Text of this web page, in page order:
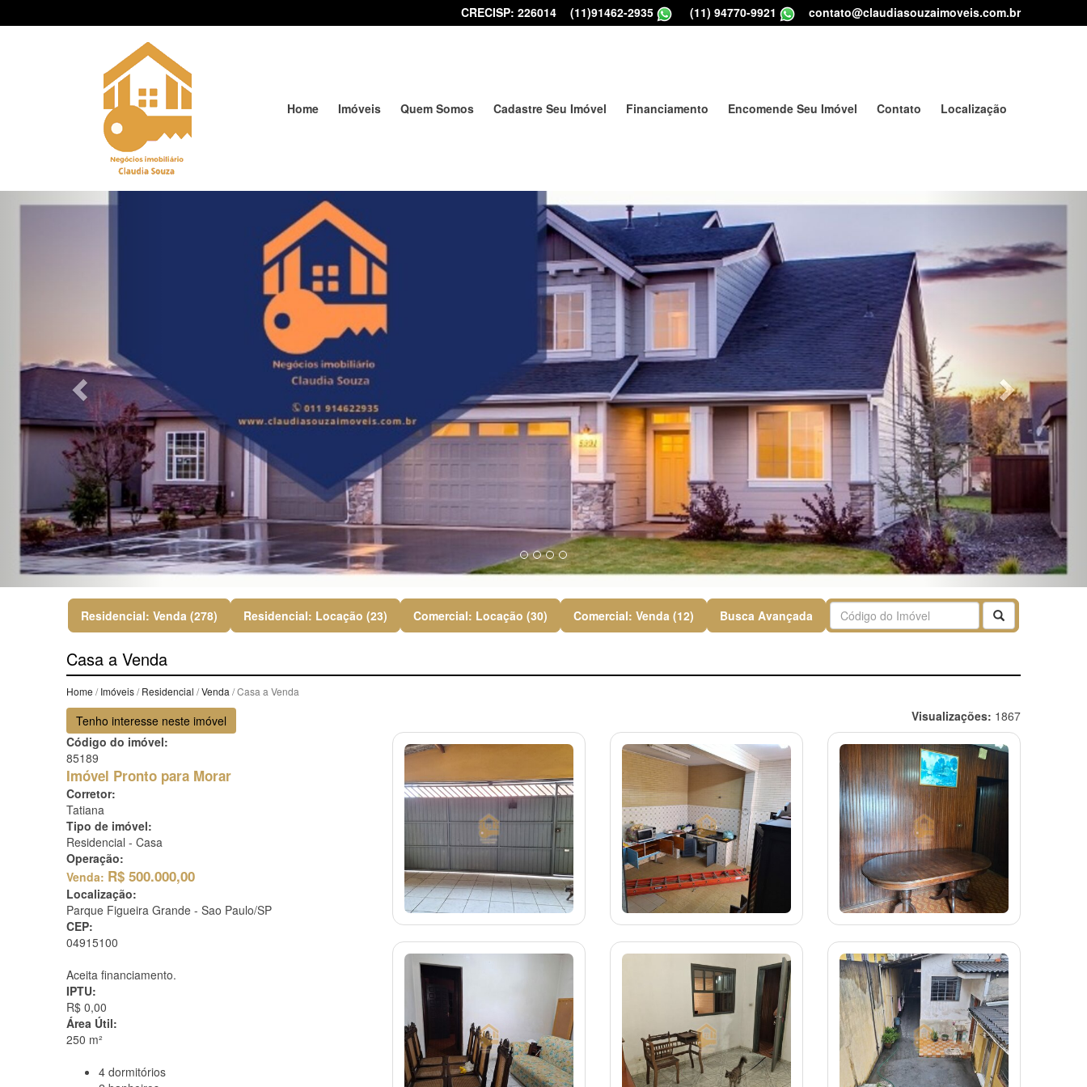
CRECISP: 226014 (11)91462-2935 (11) 94770-9921 contato@claudiasouzaimoveis.com.br
Home Imóveis Quem Somos Cadastre Seu Imóvel Financiamento Encomende Seu Imóvel Contato Localização
Previous Next
Residencial: Venda (278) Residencial: Locação (23) Comercial: Locação (30) Comercial: Venda (12) Busca Avançada Buscar
Casa a Venda
Home /Imóveis/Residencial /Venda / Casa a Venda
Tenho interesse neste imóvel
Código do imóvel:
85189
Imóvel Pronto para Morar
Corretor:
Tatiana
Tipo de imóvel:
Residencial - Casa
Operação:
Venda: R$ 500.000,00
Localização:
Parque Figueira Grande - Sao Paulo/SP
CEP:
04915100
Aceita financiamento.
IPTU:
R$ 0,00
Área Útil:
250 m²
4 dormitórios
Visualizações: 1867